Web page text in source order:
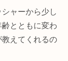
シャーから少し
とともに変わ
えてくれるの